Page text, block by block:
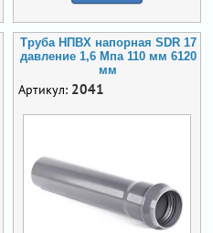
Труба НПВХ напорная SDR 17
давление 1,6 Мпа 110 мм 6120
мм
Артикул: 2041